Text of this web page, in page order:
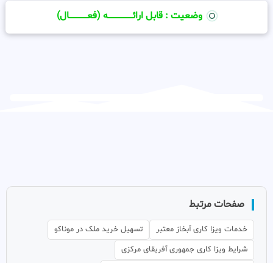
وضعیت : قابل ارائــــــــــــــــــــه (فعـــــــــــــــال)
صفحات مرتبط
خدمات ویزا کاری آبخاز معتبر
تسهیل خرید ملک در موناکو
شرایط ویزا کاری جمهوری آفریقای مرکزی